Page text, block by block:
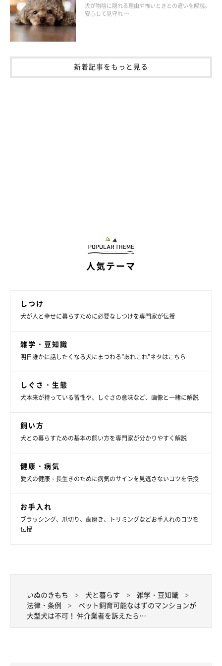
犬が物陰に隠れる理由や怖いときとの違いを解説。
安心して見守れ …
新着記事をもっと見る
人気テーマ
しつけ
犬が人と幸せに暮らすために必要なしつけを専門家が伝授
雑学・豆知識
明日誰かに話したくなる犬にまつわる”あれこれ”ネタはこちら
しぐさ・生態
犬本来が持っている習性や、しぐさの意味など、画像と一緒に解説
飼い方
犬との暮らすための基本の飼い方を専門家が分かりやすく解説
健康・病気
愛犬の健康・長生きのために病気のサインを見逃さないコツを伝授
お手入れ
ブラッシング、爪切り、歯磨き、トリミングなどお手入れのコツを
伝授
いぬのきもち 犬と暮らす
雑学・豆知識
法律・条例
ペット飼育可能なはずのマンションが
大型犬は不可！ 仲介業者を訴えたら…